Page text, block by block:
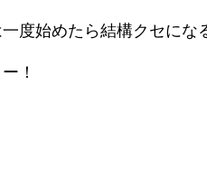
度始めたら結構クセにな
！